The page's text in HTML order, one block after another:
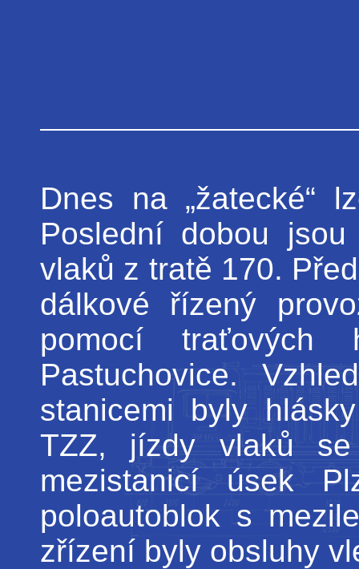
Dnes na „žatecké“
Poslední dobou
vlaků z tratě 170.
dálkové řízený
pomocí traťových
Pastuchovice.
stanicemi byly
TZZ, jízdy vlaků se
mezistanicí úsek
poloautoblok s
zřízení byly obsluhy